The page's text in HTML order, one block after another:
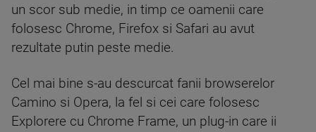
un scor sub medie, in timp ce oamenii care
folosesc Chrome, Firefox si Safari au avut
rezultate putin peste medie.
Cel mai bine s-au descurcat fanii browserelor
Camino si Opera, la fel si cei care folosesc
Explorere cu Chrome Frame, un plug-in care ii